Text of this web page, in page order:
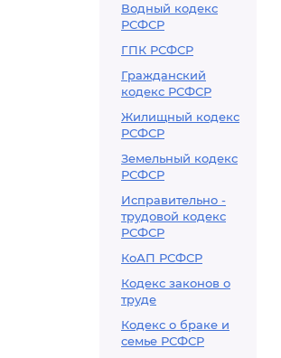
Водный кодекс
РСФСР
ГПК РСФСР
Гражданский
кодекс РСФСР
Жилищный кодекс
РСФСР
Земельный кодекс
РСФСР
Исправительно -
трудовой кодекс
РСФСР
КоАП РСФСР
Кодекс законов о
труде
Кодекс о браке и
семье РСФСР